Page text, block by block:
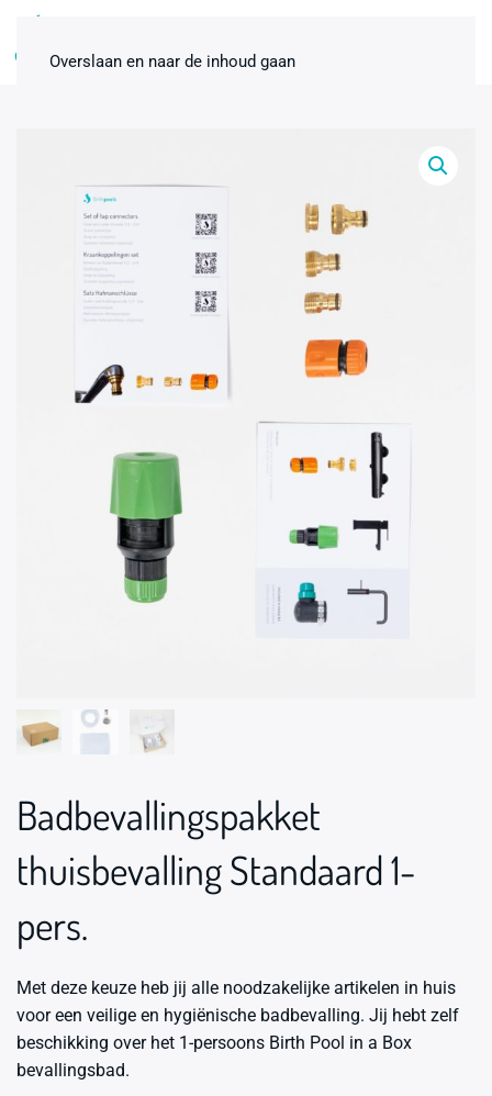
Nobafeel Gynaecologische
Handschoenen
Overslaan en naar de inhoud gaan
Badbevallingspakket
thuisbevalling Standaard 1-
pers.
Met deze keuze heb jij alle noodzakelijke artikelen in huis
voor een veilige en hygiënische badbevalling. Jij hebt zelf
beschikking over het 1-persoons Birth Pool in a Box
bevallingsbad.